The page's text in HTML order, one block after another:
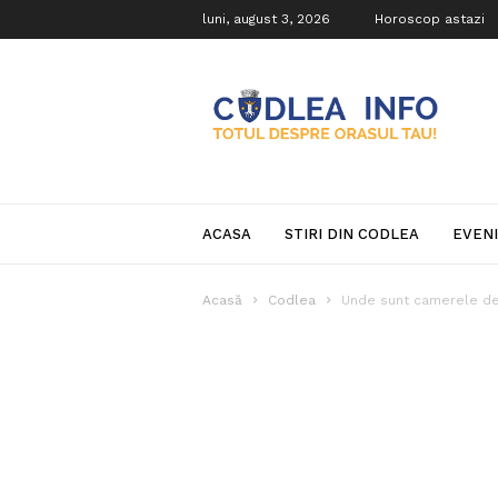
luni, august 3, 2026 Horoscop astazi
Info
ACASA STIRI DIN CODLEA
Acasă Codlea Unde sunt camerele